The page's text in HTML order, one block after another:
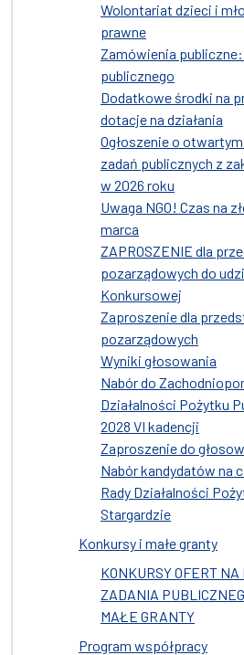
Wolontariat dzieci i
prawne
Zamówienia
publicznego
Dodatkowe środki na
dotacje na działania
Ogłoszenie o
zadań publicznych z
w 2026 roku
Uwaga NGO! Czas na
marca
ZAPROSZENIE dla
pozarządowych do
Konkursowej
Zaproszenie dla
pozarządowych
Wyniki głosowania
Nabór do
Działalności Pożytku
2028 VI kadencji
Zaproszenie do
Nabór kandydatów na
Rady Działalności
Stargardzie
Konkursy i małe granty
KONKURSY OFERT
ZADANIA
MAŁE GRANTY
Program współpracy